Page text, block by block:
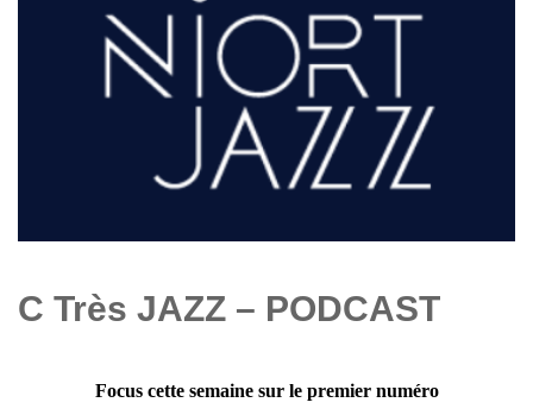
C Très JAZZ – PODCAST
Focus cette semaine sur le premier numéro